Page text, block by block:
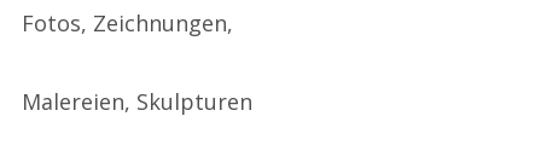
Fotos, Zeichnungen,
Malereien, Skulpturen